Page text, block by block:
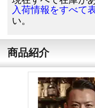
入荷情報をすべて
い。
商品紹介